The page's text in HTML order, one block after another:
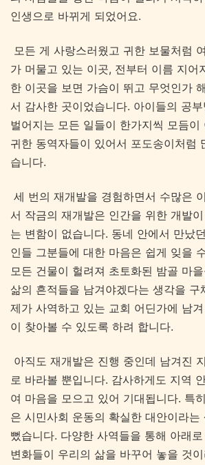
인생으로 바뀌게 되었어요.
모든 게 사랑스러웠고 귀한 보물처럼
가 머물고 있는 이곳, 전부터 이름 지어
한 이곳을 보면 가슴이 뛰고 무엇인가
서 감사한 곳이었습니다. 아이들의 공
벌어지는 모든 일들이 한가지씩 모듬
귀한 동역자들이 있어서 포도송이처럼
습니다.
세 번의 재개발을 경험하면서 수많은
서 작금의 재개발은 인간을 위한 개발
는 변함이 없습니다. 동네 안에서 만났
인들 그분들에 대한 마음은 쉽게 잊을
모든 건물이 헐려져 초토화된 밤골 마
삶의 흔적들을 남겨야겠다는 생각을 구
제가 사역하고 있는 교회 어딘가에 남
이 찾아볼 수 있도록 하려 합니다.
아직도 재개발은 진행 중인데 남겨진
로 바라볼 뿐입니다. 감사하게도 지역
여 마음을 모으고 있어 기대됩니다. 특
은 시민사회 운동의 확실한 대안이라는
뻤습니다. 다양한 사역들을 통해 아래
변화들이 우리의 삶을 바꾸어 놓을 것